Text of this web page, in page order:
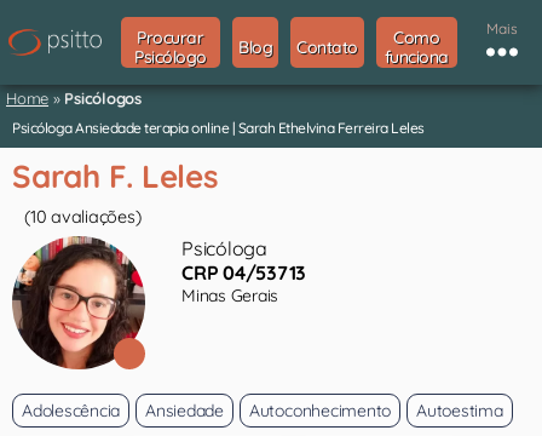
Procurar
Psicólogo
Blog Contato
Como
funciona
Mais
Home » Psicólogos
Psicóloga Ansiedade terapia online | Sarah Ethelvina Ferreira Leles
Sarah F. Leles
(10 avaliações)
Psicóloga
CRP 04/53713
Minas Gerais
Adolescência Ansiedade Autoconhecimento
Autoestima